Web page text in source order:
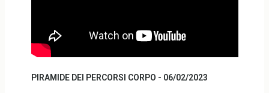
PIRAMIDE DEI PERCORSI CORPO - 06/02/2023